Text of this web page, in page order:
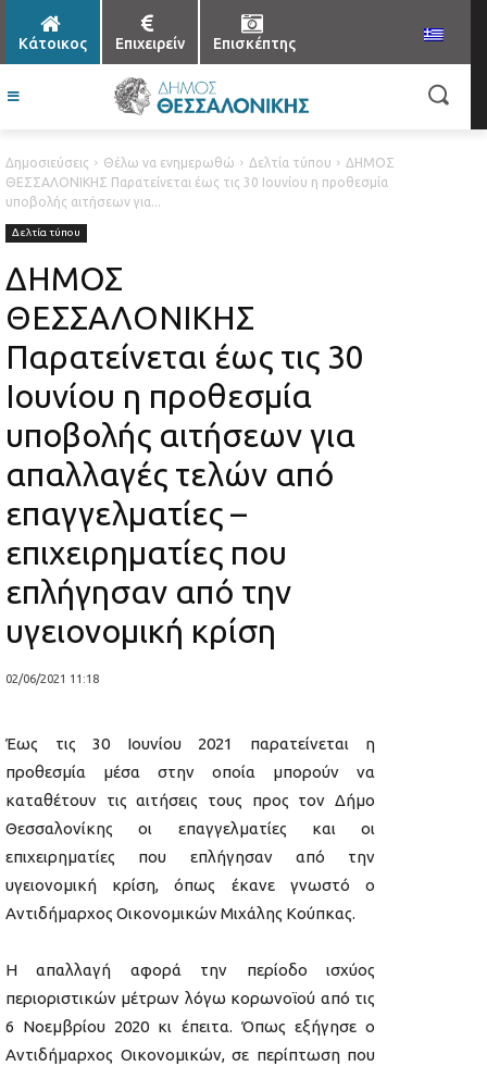
Κάτοικος Επιχειρείν Επισκέπτης
Δημοσιεύσεις Θέλω να ενημερωθώ Δελτία τύπου
ΔΗΜΟΣ
ΘΕΣΣΑΛΟΝΙΚΗΣ Παρατείνεται έως τις 30 Ιουνίου η προθεσμία
υποβολής αιτήσεων για...
Δελτία τύπου
ΔΗΜΟΣ
ΘΕΣΣΑΛΟΝΙΚΗΣ
Παρατείνεται έως τις 30
Ιουνίου η προθεσμία
υποβολής αιτήσεων για
απαλλαγές τελών από
επαγγελματίες –
επιχειρηματίες που
επλήγησαν από την
υγειονομική κρίση
02/06/2021 11:18
Έως τις 30 Ιουνίου 2021 παρατείνεται η
προθεσμία μέσα στην οποία μπορούν να
καταθέτουν τις αιτήσεις τους προς τον Δήμο
Θεσσαλονίκης οι επαγγελματίες και οι
επιχειρηματίες που επλήγησαν από την
υγειονομική κρίση, όπως έκανε γνωστό ο
Αντιδήμαρχος Οικονομικών Μιχάλης Κούπκας.
Η απαλλαγή αφορά την περίοδο ισχύος
περιοριστικών μέτρων λόγω κορωνοϊού από τις
6 Νοεμβρίου 2020 κι έπειτα. Όπως εξήγησε ο
Αντιδήμαρχος Οικονομικών, σε περίπτωση που